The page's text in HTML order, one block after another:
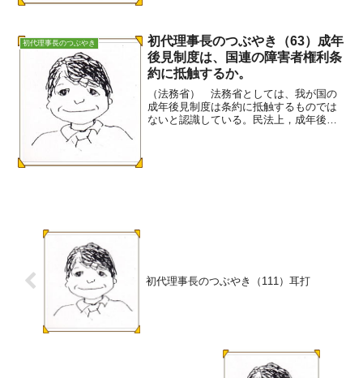
初代理事長のつぶやき
初代理事長のつぶやき（63）成年
後見制度は、国連の障害者権利条
約に抵触するか。
（法務省） 法務省としては、我が国の
成年後見制度は条約に抵触するものでは
ないと認識している。民法上，成年後見
初代理事長のつぶやき（111）耳打